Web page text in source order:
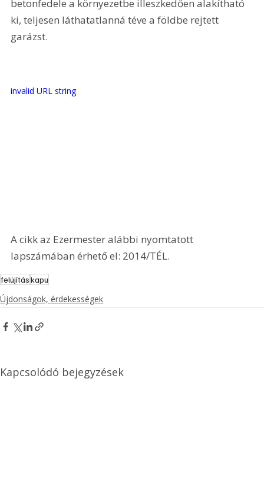
betonfedele a környezetbe illeszkedően alakítható
ki, teljesen láthatatlanná téve a földbe rejtett
garázst.
invalid URL string
A cikk az Ezermester alábbi nyomtatott
lapszámában érhető el: 2014/TÉL.
felújításkapu
Újdonságok, érdekességek
Kapcsolódó bejegyzések